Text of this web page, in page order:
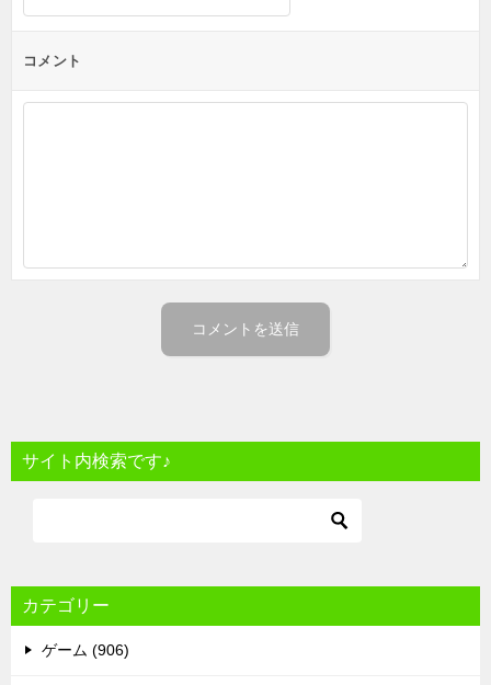
コメント
サイト内検索です♪
カテゴリー
ゲーム (906)